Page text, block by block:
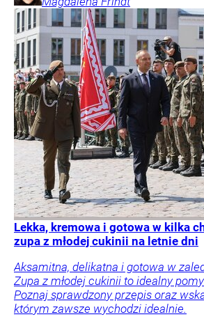
Lekka, kremowa i gotowa w kilka
zupa z młodej cukinii na letnie dni
Aksamitna, delikatna i gotowa w
Zupa z młodej cukinii to idealny
Poznaj sprawdzony przepis oraz
którym zawsze wychodzi idealnie.